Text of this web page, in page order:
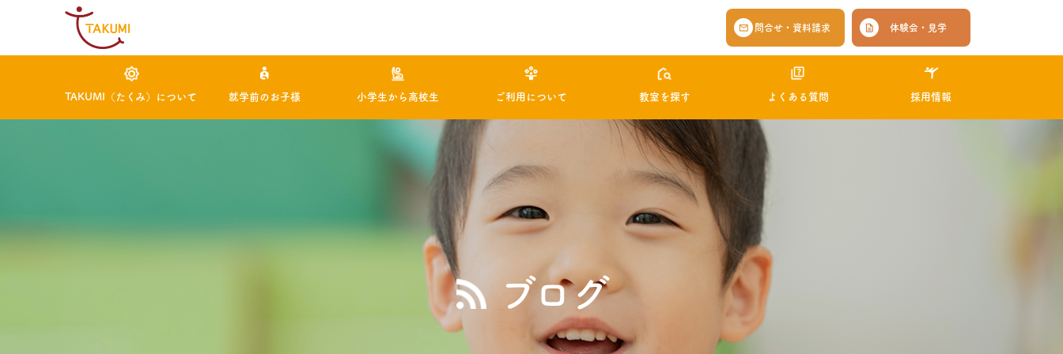
問合せ・資料請求 体験会・見学
TAKUMI（たくみ）について 就学前のお子様 小学生から高校生 ご利用について 教室を探す よくある質問 採用情報
ブログ